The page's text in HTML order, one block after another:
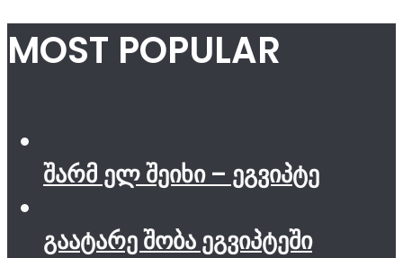
MOST POPULAR
შარმ ელ შეიხი – ეგვიპტე
გაატარე შობა ეგვიპტეში